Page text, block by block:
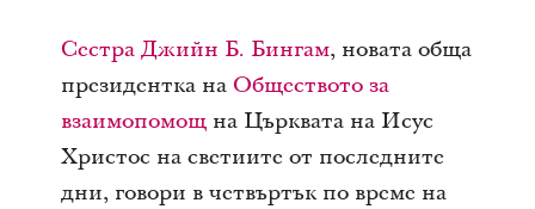
Сестра Джийн Б. Бингам, новата обща
президентка на Обществото за
взаимопомощна Църквата на Исус
Христос на светиите от последните
дни, говори в четвъртък по време на